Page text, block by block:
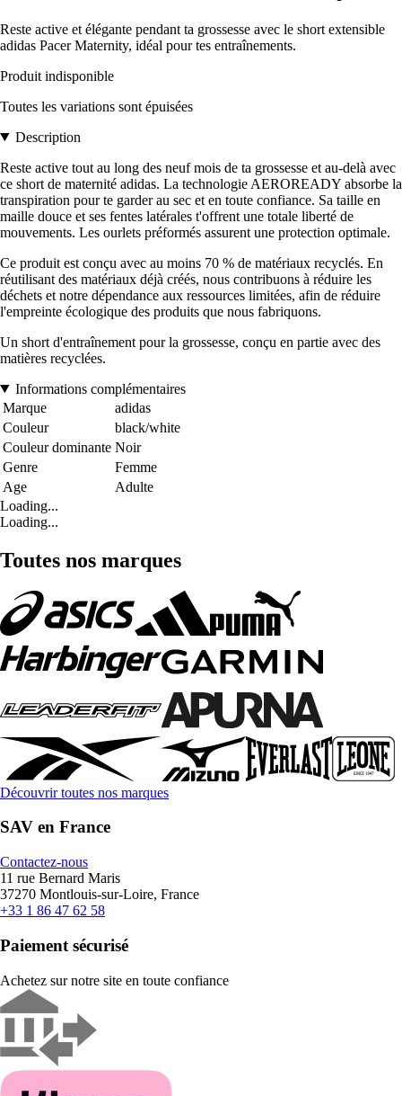
Reste active et élégante pendant ta grossesse avec le short extensible
adidas Pacer Maternity, idéal pour tes entraînements.
Produit indisponible
Toutes les variations sont épuisées
Description
Reste active tout au long des neuf mois de ta grossesse et au-delà avec
ce short de maternité adidas. La technologie AEROREADY absorbe la
transpiration pour te garder au sec et en toute confiance. Sa taille en
maille douce et ses fentes latérales t'offrent une totale liberté de
mouvements. Les ourlets préformés assurent une protection optimale.
Ce produit est conçu avec au moins 70 % de matériaux recyclés. En
réutilisant des matériaux déjà créés, nous contribuons à réduire les
déchets et notre dépendance aux ressources limitées, afin de réduire
l'empreinte écologique des produits que nous fabriquons.
Un short d'entraînement pour la grossesse, conçu en partie avec des
matières recyclées.
Informations complémentaires
Marque
adidas
Couleur
black/white
Couleur dominante Noir
Genre
Femme
Age
Adulte
Loading...
Loading...
Toutes nos marques
Découvrir toutes nos marques
SAV en France
Contactez-nous
11 rue Bernard Maris
37270 Montlouis-sur-Loire, France
+33 1 86 47 62 58
Paiement sécurisé
Achetez sur notre site en toute confiance